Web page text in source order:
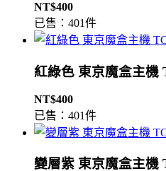
NT$400
已售：401件
紅綠色 東京魔盒主
NT$400
已售：401件
變層紫 東京魔盒主